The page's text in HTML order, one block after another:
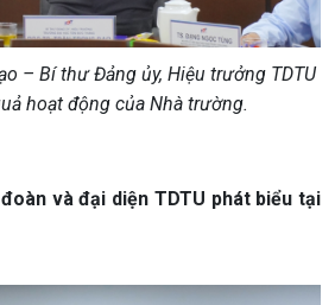
– Bí thư Đảng ủy, Hiệu trưởng TDTU
hoạt động của Nhà trường.
và đại diện TDTU phát biểu tại